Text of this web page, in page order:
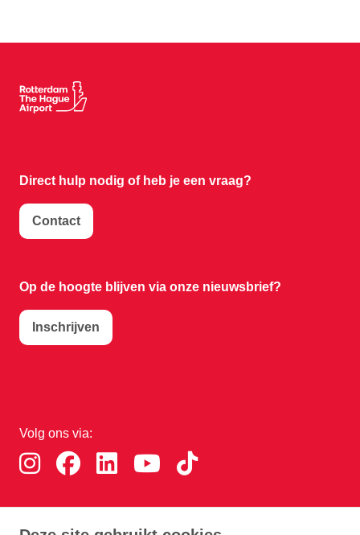
Direct hulp nodig ofheb je een vraag?
Contact
Op de hoogte blijven via onze nieuwsbrief?
Inschrijven
Volg ons via:
Download de RTHA app: